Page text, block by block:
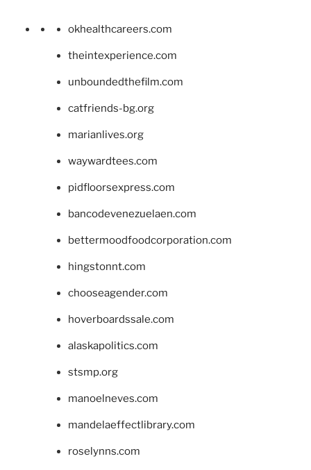
okhealthcareers.com
theintexperience.com
unboundedthefilm.com
catfriends-bg.org
marianlives.org
waywardtees.com
pidfloorsexpress.com
bancodevenezuelaen.com
bettermoodfoodcorporation.com
hingstonnt.com
chooseagender.com
hoverboardssale.com
alaskapolitics.com
stsmp.org
manoelneves.com
mandelaeffectlibrary.com
roselynns.com